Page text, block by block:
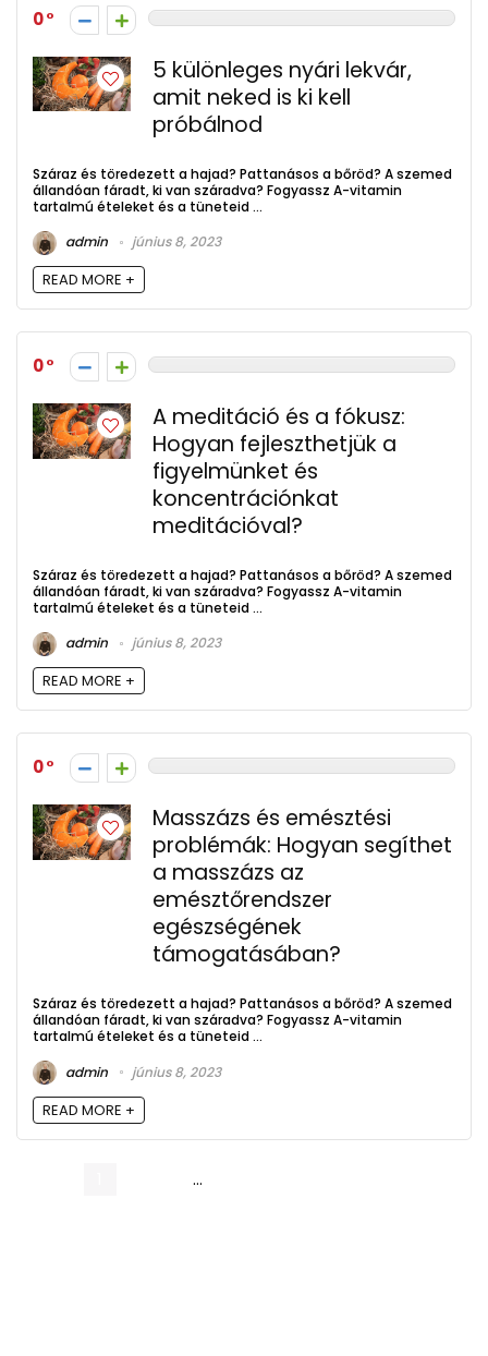
0
5 különleges nyári lekvár,
amit neked is ki kell
próbálnod
Száraz és töredezett a hajad? Pattanásos a bőröd? A szemed
állandóan fáradt, ki van száradva? Fogyassz A-vitamin
tartalmú ételeket és a tüneteid ...
admin
június 8, 2023
READ MORE +
0
A meditáció és a fókusz:
Hogyan fejleszthetjük a
figyelmünket és
koncentrációnkat
meditációval?
Száraz és töredezett a hajad? Pattanásos a bőröd? A szemed
állandóan fáradt, ki van száradva? Fogyassz A-vitamin
tartalmú ételeket és a tüneteid ...
admin
június 8, 2023
READ MORE +
0
Masszázs és emésztési
problémák: Hogyan segíthet
a masszázs az
emésztőrendszer
egészségének
támogatásában?
Száraz és töredezett a hajad? Pattanásos a bőröd? A szemed
állandóan fáradt, ki van száradva? Fogyassz A-vitamin
tartalmú ételeket és a tüneteid ...
admin
június 8, 2023
READ MORE +
…